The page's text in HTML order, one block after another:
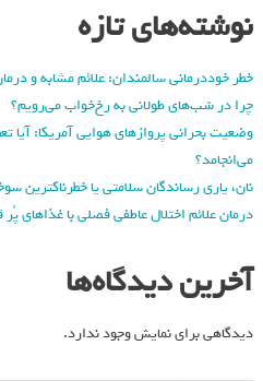
نوشته‌های تازه
خطر خوددرمانی سالمندان: علائم مشابه و
چرا در شب‌های طولانی به رخ‌خواب می‌رویم؟
وضعیت بحرانی پروازهای هوایی آمریکا: آیا
می‌انجامد؟
نان، یاری رساندگان سلامتی یا خطرناکترین
درمان علائم اختلال عاطفی فصلی با غذاهای
آخرین دیدگاه‌ها
دیدگاهی برای نمایش وجود ندارد.